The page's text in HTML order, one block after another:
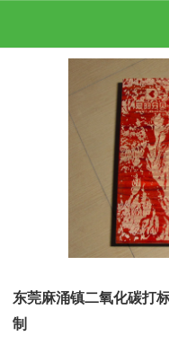
东莞麻涌镇二氧化碳打
制